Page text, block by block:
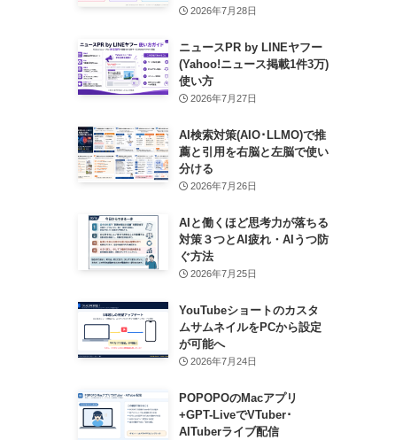
2026年7月28日
ニュースPR by LINEヤフー
(Yahoo!ニュース掲載1件3万)
使い方
2026年7月27日
AI検索対策(AIO･LLMO)で推
薦と引用を右脳と左脳で使い
分ける
2026年7月26日
AIと働くほど思考力が落ちる
対策３つとAI疲れ・AIうつ防
ぐ方法
2026年7月25日
YouTubeショートのカスタ
ムサムネイルをPCから設定
が可能へ
2026年7月24日
POPOPOのMacアプリ
+GPT-LiveでVTuber･
AITuberライブ配信